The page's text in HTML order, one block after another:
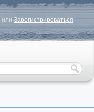
или Зарегистрироваться